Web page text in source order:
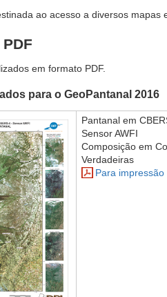
ao acesso a diversos mapas
em formato PDF.
para o GeoPantanal 2016
Pantanal em
Sensor AWFI
Composição em
Verdadeiras
Para impressão